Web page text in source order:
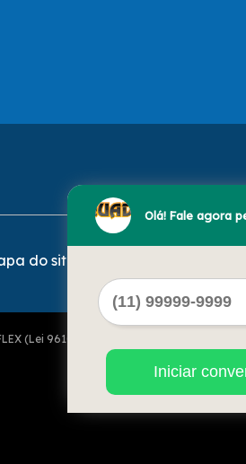
do site
(Lei 9610 de 19/02/1998)
Olá! Fale agora
Iniciar